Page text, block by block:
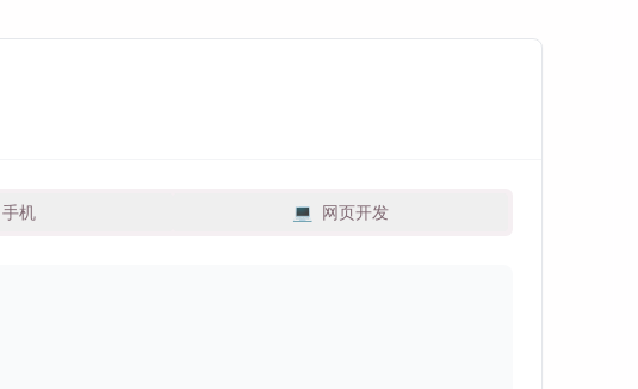
手机 💻 网页开发